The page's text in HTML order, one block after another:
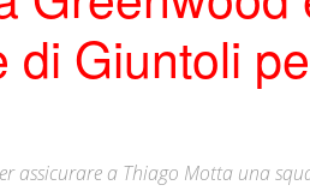
di Giuntoli
assicurare a Thiago Motta una